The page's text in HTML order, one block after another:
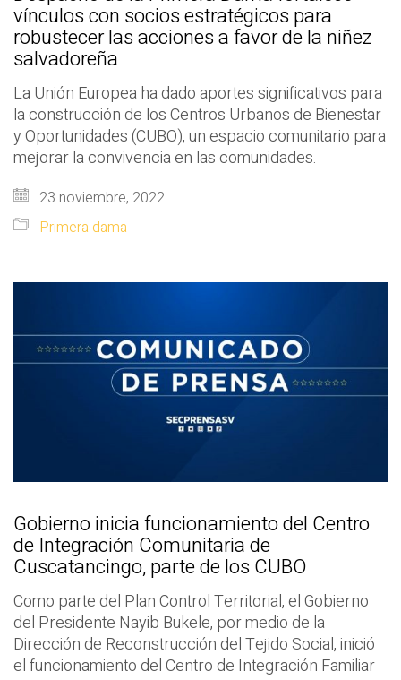
vínculos con socios estratégicos para
robustecer las acciones a favor de la niñez
salvadoreña
La Unión Europea ha dado aportes significativos para
la construcción de los Centros Urbanos de Bienestar
y Oportunidades (CUBO), un espacio comunitario para
mejorar la convivencia en las comunidades.
23 noviembre, 2022
Primera dama
Gobierno inicia funcionamiento del Centro
de Integración Comunitaria de
Cuscatancingo, parte de los CUBO
Como parte del Plan Control Territorial, el Gobierno
del Presidente Nayib Bukele, por medio de la
Dirección de Reconstrucción del Tejido Social, inició
el funcionamiento del Centro de Integración Familiar